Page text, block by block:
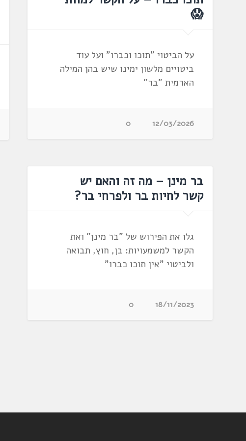
😱
על הביטוי "תוכו וכברו" ועל עוד
ביטויים מלשון ימינו שיש בהן המילה
הארמית "בר"
12/03/2026
0
בר מינן – מה זה והאם יש
קשר לחיות בר ולפרחי בר?
גלו את הפירוש של "בר מינן" ואת
הקשר למשמעויות: בן, חוץ, תבואה
ולביטוי "אין תוכו כברו"
18/11/2023
0